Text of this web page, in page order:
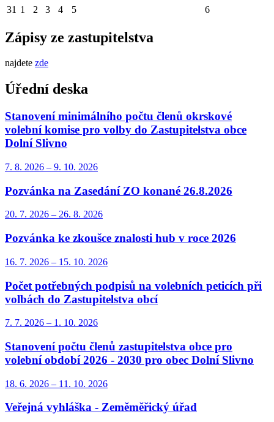
31 1 2 3 4 5 6
Zápisy ze zastupitelstva
najdete zde
Úřední deska
Stanovení minimálního počtu členů okrskové
volební komise pro volby do Zastupitelstva obce
Dolní Slivno
7. 8. 2026 – 9. 10. 2026
Pozvánka na Zasedání ZO konané 26.8.2026
20. 7. 2026 – 26. 8. 2026
Pozvánka ke zkoušce znalosti hub v roce 2026
16. 7. 2026 – 15. 10. 2026
Počet potřebných podpisů na volebních peticích při
volbách do Zastupitelstva obcí
7. 7. 2026 – 1. 10. 2026
Stanovení počtu členů zastupitelstva obce pro
volební období 2026 - 2030 pro obec Dolní Slivno
18. 6. 2026 – 11. 10. 2026
Veřejná vyhláška - Zeměměřický úřad